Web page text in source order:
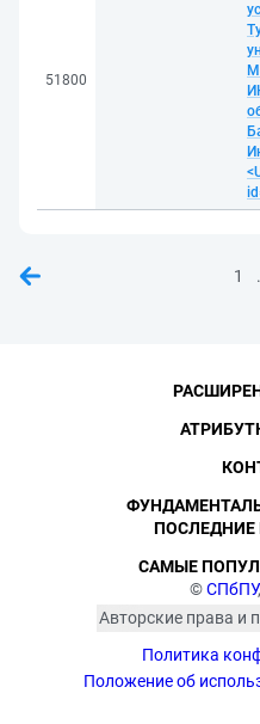
51800
1
©СПбПУ
Авторские права и
изображённых
с требованиями
Политика
Положение об
ПОСЛЕДНИЕ
САМЫЕ